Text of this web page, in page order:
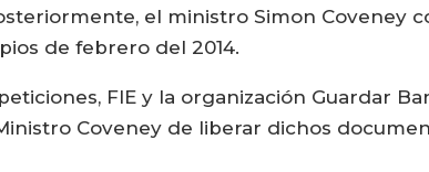
el ministro Simon Coveney
de febrero del 2014.
FIE y la organización Guardar
Coveney de liberar dichos